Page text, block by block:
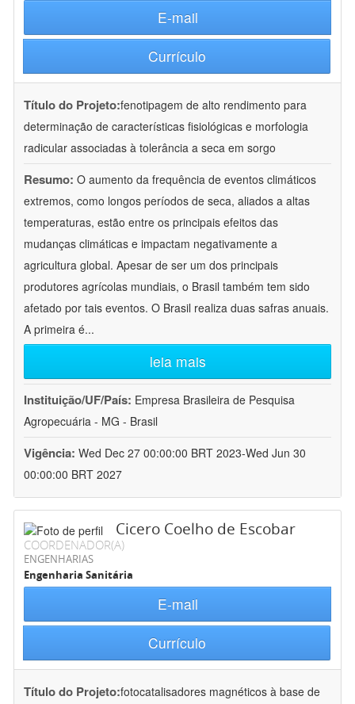
E-mail
Currículo
Título do Projeto:fenotipagem de alto rendimento para
determinação de características fisiológicas e morfologia
radicular associadas à tolerância a seca em sorgo
Resumo: O aumento da frequência de eventos climáticos
extremos, como longos períodos de seca, aliados a altas
temperaturas, estão entre os principais efeitos das
mudanças climáticas e impactam negativamente a
agricultura global. Apesar de ser um dos principais
produtores agrícolas mundiais, o Brasil também tem sido
afetado por tais eventos. O Brasil realiza duas safras anuais.
A primeira é...
leia mais
Instituição/UF/País: Empresa Brasileira de Pesquisa
Agropecuária - MG - Brasil
Vigência: Wed Dec 27 00:00:00 BRT 2023-Wed Jun 30
00:00:00 BRT 2027
Cicero Coelho de Escobar
COORDENADOR(A)
ENGENHARIAS
Engenharia Sanitária
E-mail
Currículo
Título do Projeto:fotocatalisadores magnéticos à base de